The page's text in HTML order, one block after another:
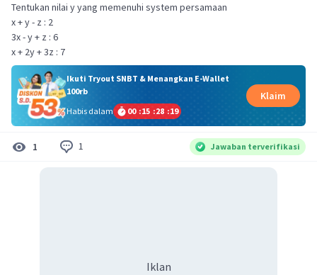
Tentukan nilai y yang memenuhi system persamaan
x + y - z : 2
3x - y + z : 6
x + 2y + 3z : 7
Ikuti Tryout SNBT & Menangkan E-Wallet
100rb
Habis dalam
00 :15 :28 :19
Klaim
1 1 Jawaban terverifikasi
Iklan